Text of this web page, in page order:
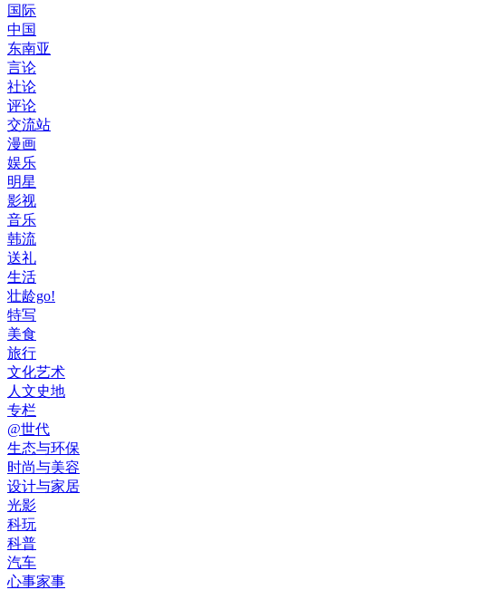
国际
中国
东南亚
言论
社论
评论
交流站
漫画
娱乐
明星
影视
音乐
韩流
送礼
生活
壮龄go!
特写
美食
旅行
文化艺术
人文史地
专栏
@世代
生态与环保
时尚与美容
设计与家居
光影
科玩
科普
汽车
心事家事